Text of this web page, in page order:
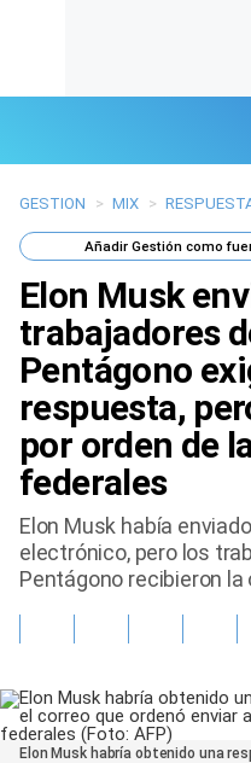
Últimas Noticias
Mi Bolsillo
Respuestas
Gente
Vida Laboral
Tendencias Mix
Sports
GESTION > MIX >
AñadirGestión como
Elon Musk
trabajadores
Pentágono
respuesta,
por orden de
federales
Elon Musk había
electrónico, pero los
Pentágono recibieron la
Elon Musk habría obtenido una